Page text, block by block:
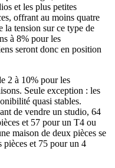
et les plus petites
offrant au moins quatre
la tension sur ce type de
à 8% pour les
seront donc en position
2 à 10% pour les
Seule exception : les
quasi stables.
de vendre un studio, 64
et 57 pour un T4 ou
maison de deux pièces se
et 75 pour un 4